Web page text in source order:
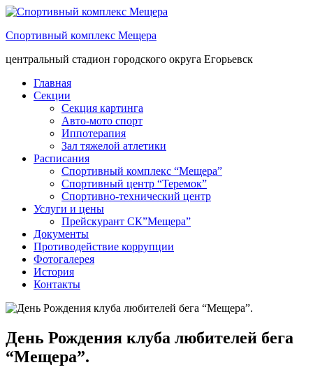
Спортивный комплекс Мещера
центральный стадион городского округа Егорьевск
Главная
Секции
Секция картинга
Авто-мото спорт
Иппотерапия
Зал тяжелой атлетики
Расписания
Спортивный комплекс “Мещера”
Спортивный центр “Теремок”
Спортивно-технический центр
Услуги и цены
Прейскурант СК”Мещера”
Документы
Противодействие коррупции
Фотогалерея
История
Контакты
День Рождения клуба любителей бега
“Мещера”.